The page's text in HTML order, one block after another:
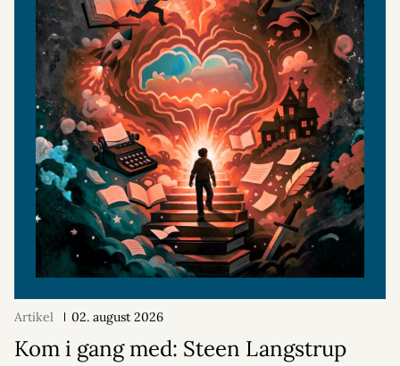
Artikel 02. august 2026
Kom i gang med: Steen Langstrup